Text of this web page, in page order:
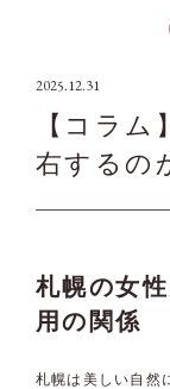
2025.12.31
【コラ
右するの
札幌の女
用の関係
札幌は美しい自然